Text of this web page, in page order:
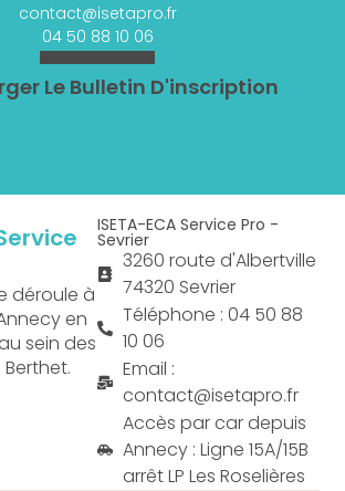
contact@isetapro.fr
04 50 88 10 06
Le Bulletin D'inscription
déroule à
en
sein des
ISETA-ECA Service Pro -
Sevrier
3260 route d'Albertville
74320 Sevrier
Téléphone : 04 50 88
10 06
Email :
contact@isetapro.fr
Accès par car depuis
Annecy : Ligne 15A/15B
arrêt LP Les Roselières